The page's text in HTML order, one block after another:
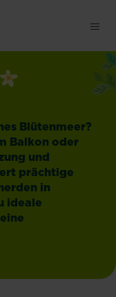
Blütenmeer?
Balkon oder
und
prächtige
in
ideale